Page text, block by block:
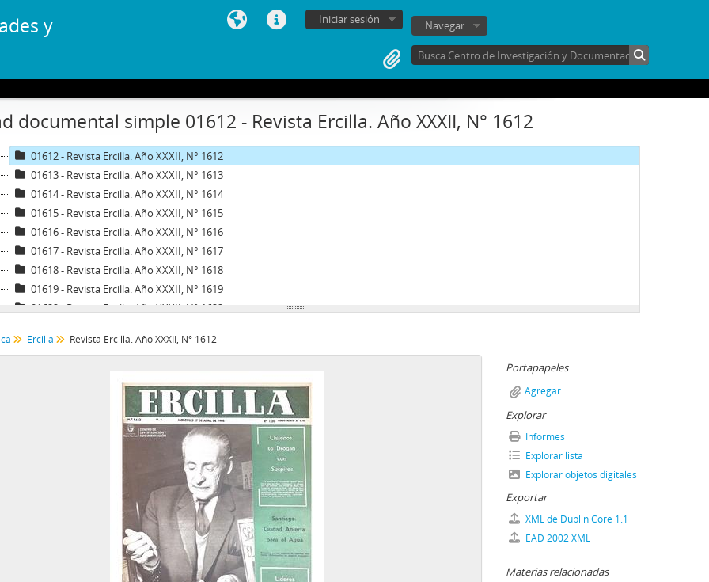
y
Iniciar sesión Navegar
documental simple 01612 - Revista Ercilla. Año XXXII, N° 1612
01605 - Revista Ercilla. Año XXXII, N° 1605
01606 - Revista Ercilla. Año XXXII, N° 1606
01608 - Revista Ercilla. Año XXXII, N° 1608
01609 - Revista Ercilla. Año XXXII, N° 1609
01610 - Revista Ercilla. Año XXXII, N° 1610
01611 - Revista Ercilla. Año XXXII, N° 1611
01612 - Revista Ercilla. Año XXXII, N° 1612
01613 - Revista Ercilla. Año XXXII, N° 1613
01614 - Revista Ercilla. Año XXXII, N° 1614
01615 - Revista Ercilla. Año XXXII, N° 1615
01616 - Revista Ercilla. Año XXXII, N° 1616
01617 - Revista Ercilla. Año XXXII, N° 1617
01618 - Revista Ercilla. Año XXXII, N° 1618
01619 - Revista Ercilla. Año XXXII, N° 1619
01622 - Revista Ercilla. Año XXXII, N° 1622
01624 - Revista Ercilla. Año XXXII, N° 1624
01626 - Revista Ercilla. Año XXXII, N° 1626
01627 - Revista Ercilla. Año XXXII, N° 1627
01628 - Revista Ercilla. Año XXXII, N° 1628
01629 - Revista Ercilla. Año XXXII, N° 1629
01630 - Revista Ercilla. Año XXXII, N° 1630
01631 - Revista Ercilla. Año XXXII, N° 1631
01632 - Revista Ercilla. Año XXXII, N° 1632
01634 - Revista Ercilla. Año XXXII, N° 1634
01635 - Revista Ercilla. Año XXXII, N° 1635
01636 - Revista Ercilla. Año XXXII, N° 1636
01637 - Revista Ercilla. Año XXXII, N° 1637
Ercilla Revista Ercilla. Año XXXII, N° 1612
Portapapeles
Agregar
Explorar
Informes
Explorar lista
Explorar objetos digitales
Exportar
XML de Dublin Core 1.1
EAD 2002 XML
Materias relacionadas